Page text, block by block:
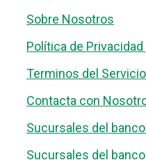
Sobre Nosotros
Política de
Terminos del
Contacta con
Sucursales del
Sucursales del